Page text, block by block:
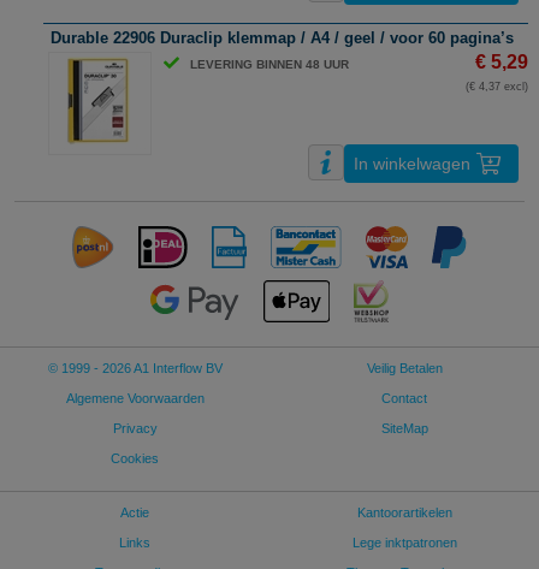
Durable 22906 Duraclip klemmap / A4 / geel / voor 60 pagina’s
LEVERING BINNEN 48 UUR € 5,29
(€ 4,37 excl)
In winkelwagen
© 1999 - 2026 A1 Interflow BV
Algemene Voorwaarden
Privacy
Cookies
Veilig Betalen
Contact
SiteMap
Actie
Links
Kantoorartikelen
Lege inktpatronen